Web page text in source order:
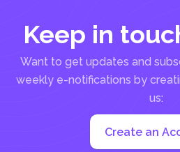
Keep in
Want to get updates and
weekly e-notifications by
us:
Create an